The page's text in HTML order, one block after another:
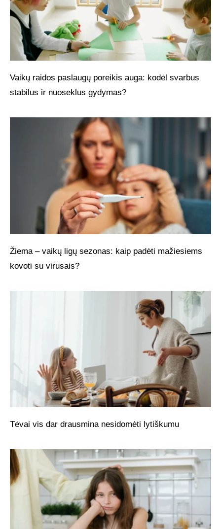
Vaikų raidos paslaugų poreikis auga: kodėl svarbus
stabilus ir nuoseklus gydymas?
Žiema – vaikų ligų sezonas: kaip padėti mažiesiems
kovoti su virusais?
Tėvai vis dar drausmina nesidomėti lytiškumu